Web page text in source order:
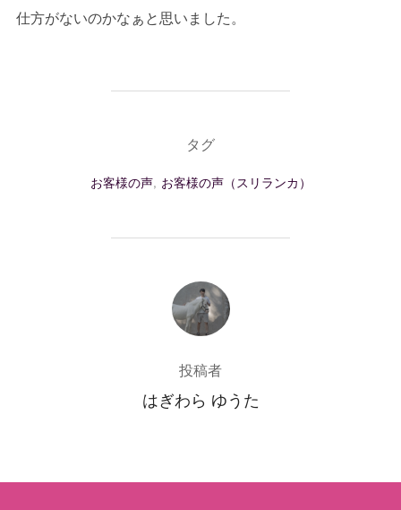
仕方がないのかなぁと思いました。
タグ
お客様の声, お客様の声（スリランカ）
投稿者
投稿者
はぎわら ゆうた